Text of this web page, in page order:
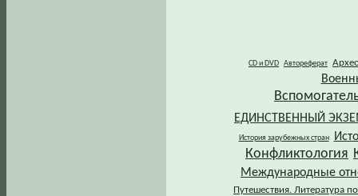
CD и DVD Автореферат
ЕДИНСТВЕННЫЙ
История зарубежных стран
Конфликтология
Международные
Путешествия. Литература